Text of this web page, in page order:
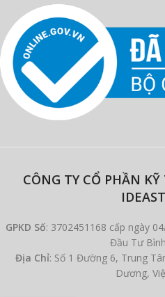
CÔNG TY CỔ PHẦN
GPKD Số: 3702451168 cấp ngày
Đầu Tư
Địa Chỉ: Số 1 Đường 6, Trung
Dương,